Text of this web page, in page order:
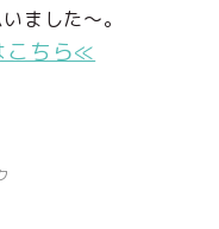
ました～。
こちら≪